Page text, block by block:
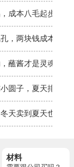
成本八毛起步
，两块钱成本卖八
蘸酱才是灵魂
圆子，夏天排队排
天卖到夏天也不淡
材料